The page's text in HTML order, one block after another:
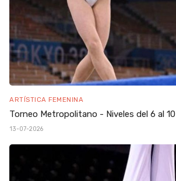
ARTÍSTICA FEMENINA
Torneo Metropolitano - Niveles del 6 al 10
13-07-2026